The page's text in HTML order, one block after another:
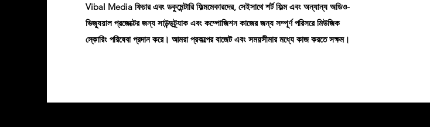
Vibal Media ফিচার এবং ডকুমেন্টারি ফিল্মমেকারদের, সেইসাথে শর্ট ফিল্ম এবং অন্যান্য অডিও-
ভিজ্যুয়াল প্রজেক্টের জন্য সাউন্ডট্র্যাক এবং কম্পোজিশন কাজের জন্য সম্পূর্ণ পরিসরে মিউজিক
স্কোরিং পরিষেবা প্রদান করে। আমরা প্রকল্পের বাজেট এবং সময়সীমার মধ্যে কাজ করতে সক্ষম।